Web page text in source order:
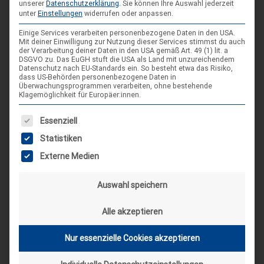
Vorstellung der neuen Landesleitung:
Lennart
Christoph
Lennart Leiste, 22 Jahre alt Bezirk & Stamm: Ostfalen/St.
Andreas Lahstedt Pfadfinder seit: 2010 Aktueller Wohnort:
Pfadfinden: Basketball/Fitness Mein liebstes Fahrtenessen:
Bula 2014 Unerlässliches Fahrtenuntensil: Seil Jurte, Kothe,
der Singerunde kein Halten mehr: Straßen auf und Straßen
ab Nächste Fahrtenziel: Almke Hier will ich irgendwann mal
unserer Datenschutzerklärung. Sie können Ihre Auswahl jederzeit
unter Einstellungen widerrufen oder anpassen.
Einige Services verarbeiten personenbezogene Daten in den USA.
Mit deiner Einwilligung zur Nutzung dieser Services stimmst du auch
der Verarbeitung deiner Daten in den USA gemäß Art. 49 (1) lit. a
DSGVO zu. Das EuGH stuft die USA als Land mit unzureichendem
Datenschutz nach EU-Standards ein. So besteht etwa das Risiko,
dass US-Behörden personenbezogene Daten in
Überwachungsprogrammen verarbeiten, ohne bestehende
Klagemöglichkeit für Europäer:innen.
Es folgt eine Liste der Service-Gruppen, für die eine
Essenziell
Statistiken
Externe Medien
Auswahl speichern
Alle akzeptieren
Nur essenzielle Cookies akzeptieren